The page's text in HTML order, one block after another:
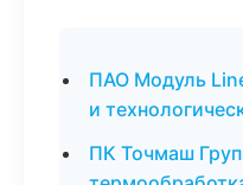
ПАО Модуль
и
ПК Точмаш